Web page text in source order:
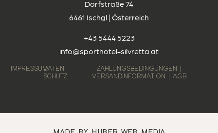
Dorfstraße 74
6461 Ischgl | Österreich
+43 5444 5223
info@sporthotel-silvretta.at
IMPRESSUMDATEN­
SCHUTZ
ZAHLUNGSBEDINGUNGEN |
VERSANDINFORMATION | AGB